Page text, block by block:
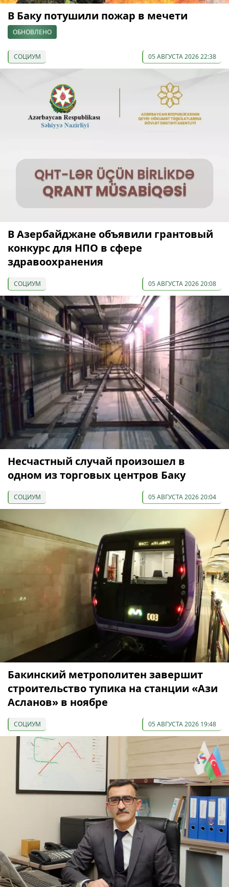
В Баку потушили пожар в мечети
ОБНОВЛЕНО
СОЦИУМ 05 АВГУСТА 2026 22:38
В Азербайджане объявили грантовый
конкурс для НПО в сфере
здравоохранения
СОЦИУМ 05 АВГУСТА 2026 20:08
Несчастный случай произошел в
одном из торговых центров Баку
СОЦИУМ 05 АВГУСТА 2026 20:04
Бакинский метрополитен завершит
строительство тупика на станции «Ази
Асланов» в ноябре
СОЦИУМ 05 АВГУСТА 2026 19:48